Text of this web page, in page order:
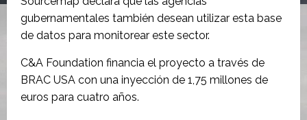
gubernamentales también desean utilizar esta base
de datos para monitorear este sector.
C&A Foundation financia el proyecto a través de
BRAC USA con una inyección de 1,75 millones de
euros para cuatro años.